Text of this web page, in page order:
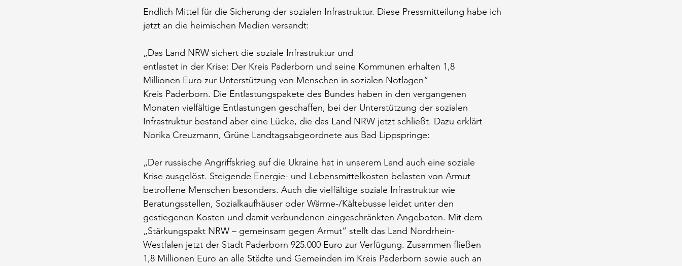
Endlich Mittel für die Sicherung der sozialen Infrastruktur. Diese Pressmitteilung habe ich
jetzt an die heimischen Medien versandt:
„Das Land NRW sichert die soziale Infrastruktur und
entlastet in der Krise: Der Kreis Paderborn und seine Kommunen erhalten 1,8
Millionen Euro zur Unterstützung von Menschen in sozialen Notlagen“
Kreis Paderborn. Die Entlastungspakete des Bundes haben in den vergangenen
Monaten vielfältige Entlastungen geschaffen, bei der Unterstützung der sozialen
Infrastruktur bestand aber eine Lücke, die das Land NRW jetzt schließt. Dazu erklärt
Norika Creuzmann, Grüne Landtagsabgeordnete aus Bad Lippspringe:
„Der russische Angriffskrieg auf die Ukraine hat in unserem Land auch eine soziale
Krise ausgelöst. Steigende Energie- und Lebensmittelkosten belasten von Armut
betroffene Menschen besonders. Auch die vielfältige soziale Infrastruktur wie
Beratungsstellen, Sozialkaufhäuser oder Wärme-/Kältebusse leidet unter den
gestiegenen Kosten und damit verbundenen eingeschränkten Angeboten. Mit dem
„Stärkungspakt NRW – gemeinsam gegen Armut“ stellt das Land Nordrhein-
Westfalen jetzt der Stadt Paderborn 925.000 Euro zur Verfügung. Zusammen fließen
1,8 Millionen Euro an alle Städte und Gemeinden im Kreis Paderborn sowie auch an